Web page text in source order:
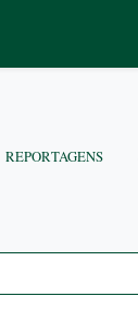
REPORTAGENS